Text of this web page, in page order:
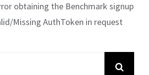
obtaining the Benchmark signup
Missing AuthToken in request